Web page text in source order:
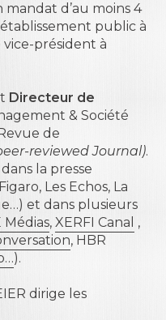
d’au moins 4
public à
président à
Directeur de
& Société
de
reviewed Journal).
la presse
Les Echos, La
et dans plusieurs
Médias, XERFI Canal ,
, HBR
).
dirige les